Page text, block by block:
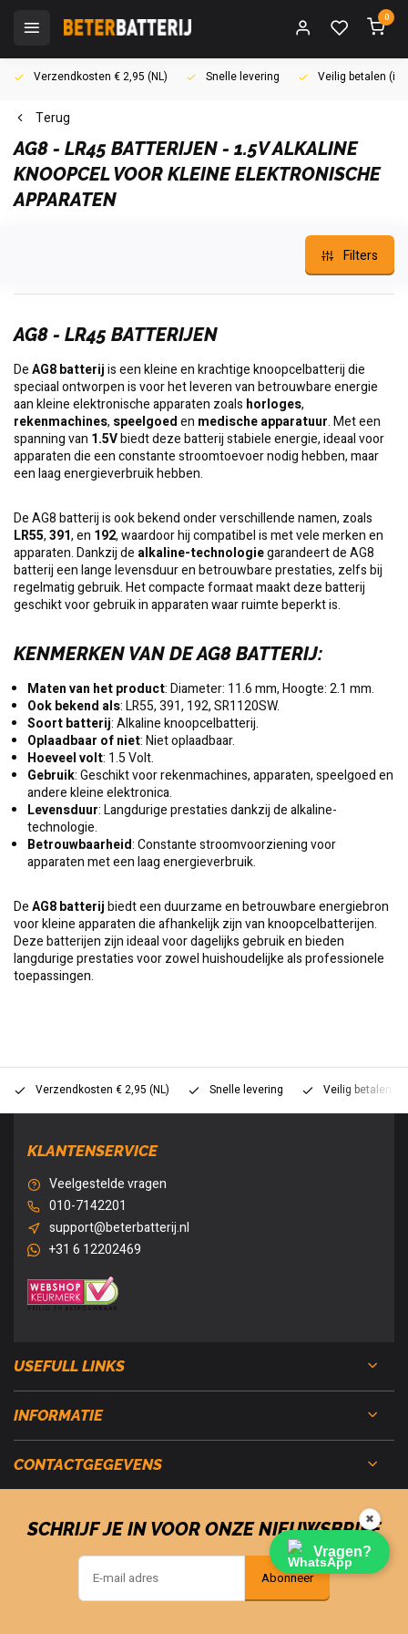
0
Verzendkosten € 2,95 (NL) Snelle levering Veilig betalen
Terug
AG8 - LR45 BATTERIJEN - 1.5V ALKALINE
KNOOPCEL VOOR KLEINE ELEKTRONISCHE
APPARATEN
Filters
AG8 - LR45 BATTERIJEN
DeAG8 batterijis een kleine en krachtige knoopcelbatterij die
speciaal ontworpen is voor het leveren van betrouwbare energie
aan kleine elektronische apparaten zoals horloges,
rekenmachines, speelgoeden medische apparatuur. Met een
spanning van 1.5Vbiedt deze batterij stabiele energie, ideaal voor
apparaten die een constante stroomtoevoer nodig hebben, maar
een laag energieverbruik hebben.
De AG8 batterij is ook bekend onder verschillende namen, zoals
LR55,391, en 192, waardoor hij compatibel is met vele merken en
apparaten. Dankzij de alkaline-technologiegarandeert de AG8
batterij een lange levensduur en betrouwbare prestaties, zelfs bij
regelmatig gebruik. Het compacte formaat maakt deze batterij
geschikt voor gebruik in apparaten waar ruimte beperkt is.
KENMERKEN VAN DE AG8 BATTERIJ:
Maten van het product: Diameter: 11.6 mm, Hoogte: 2.1 mm.
Ook bekend als: LR55, 391, 192, SR1120SW.
Soort batterij: Alkaline knoopcelbatterij.
Oplaadbaar of niet: Niet oplaadbaar.
Hoeveel volt: 1.5 Volt.
Gebruik: Geschikt voor rekenmachines, apparaten, speelgoed en
andere kleine elektronica.
Levensduur: Langdurige prestaties dankzij de alkaline-
technologie.
Betrouwbaarheid: Constante stroomvoorziening voor
apparaten met een laag energieverbruik.
DeAG8 batterijbiedt een duurzame en betrouwbare energiebron
voor kleine apparaten die afhankelijk zijn van knoopcelbatterijen.
Deze batterijen zijn ideaal voor dagelijks gebruik en bieden
langdurige prestaties voor zowel huishoudelijke als professionele
toepassingen.
Verzendkosten € 2,95 (NL) Snelle levering Veilig betalen
KLANTENSERVICE
Veelgestelde vragen
010-7142201
support@beterbatterij.nl
+31 6 12202469
USEFULL LINKS
INFORMATIE
CONTACTGEGEVENS
SCHRIJF JE IN VOOR ONZE NIEUWSBRIEF
Abonneer
✖
Vragen?